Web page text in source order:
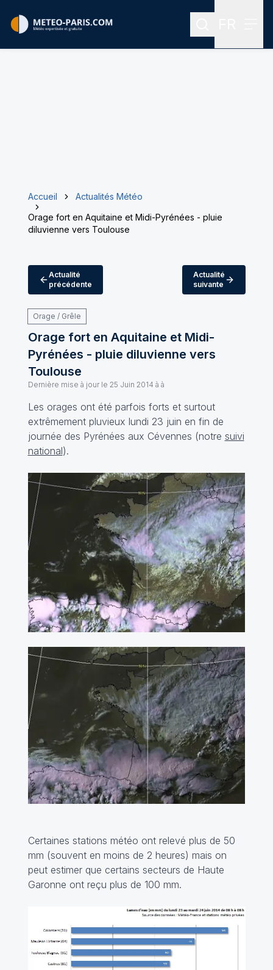
Rechercher
Accueil
Actualités Météo
Orage fort en Aquitaine et Midi-Pyrénées - pluie
diluvienne vers Toulouse
Actualité
précédente
Actualité
suivante
Orage / Grêle
Orage fort en Aquitaine et Midi-
Pyrénées - pluie diluvienne vers
Toulouse
Dernière mise à jour le 25 Juin 2014 à à
Les orages ont été parfois forts et surtout
extrêmement pluvieux lundi 23 juin en fin de
journée des Pyrénées aux Cévennes (notre suivi
national).
Certaines stations météo ont relevé plus de 50
mm (souvent en moins de 2 heures) mais on
peut estimer que certains secteurs de Haute
Garonne ont reçu plus de 100 mm.